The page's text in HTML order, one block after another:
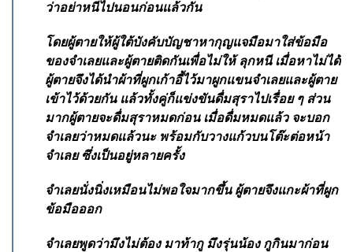
ว่าอย่าหนีไปนอนก่อนแล้วกัน
โดยผู้ตายให้ผู้ใต้บังคับบัญชาหากุญแจมือมาใส่ข้อมือ
ของจําเลยและผู้ตายติดกันเพื่อไม่ให้ ลุกหนี เมื่อหาไม่ได้
ผู้ตายจึงได้นําผ้าที่ผูกเก้าอี้ไว้มาผูกแขนจําเลยและผู้ตาย
เข้าไว้ด้วยกัน แล้วทั้งคู่ก็แข่งขันดื่มสุราไปเรื่อย ๆ ส่วน
มากผู้ตายจะดื่มสุราหมดก่อน เมื่อดื่มหมดแล้ว จะบอก
จําเลยว่าหมดแล้วนะ พร้อมกับวางแก้วบนโต๊ะต่อหน้า
จําเลย ซึ่งเป็นอยู่หลายครั้ง
จําเลยนั่งนิ่งเหมือนไม่พอใจมากขึ้น ผู้ตายจึงแกะผ้าที่ผูก
ข้อมือออก
จําเลยพูดว่ามึงไม่ต้อง มาท้ากู มึงรุ่นน้อง กูกินมาก่อน